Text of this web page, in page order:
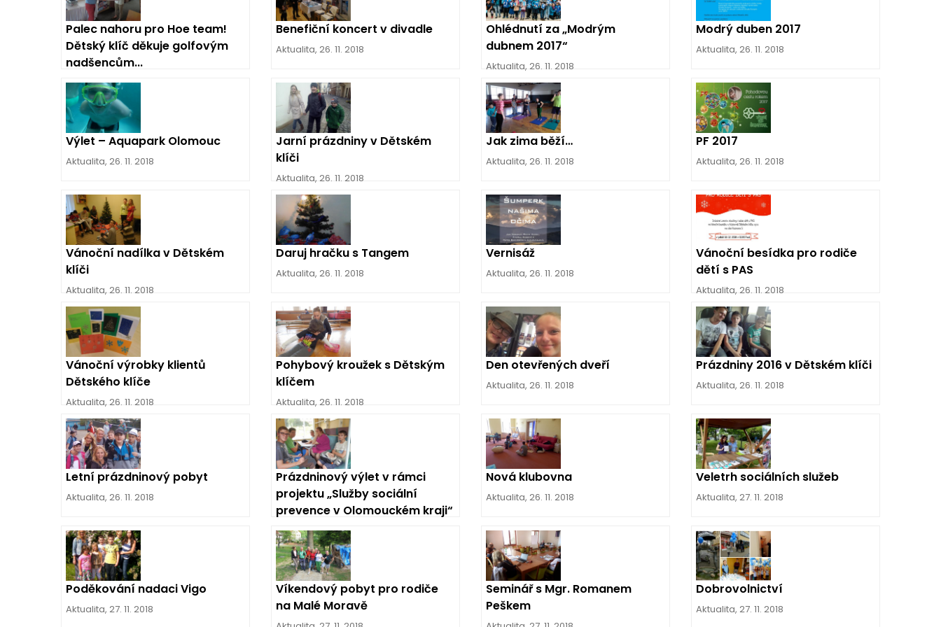
Palec nahoru pro Hoe team!
Dětský klíč děkuje golfovým
nadšencům...
Aktualita,26. 11. 2018
Benefiční koncert v divadle
Aktualita, 26. 11. 2018
Ohlédnutí za „Modrým
dubnem 2017“
Aktualita, 26. 11. 2018
Modrý duben 2017
Aktualita, 26. 11. 2018
Výlet – Aquapark Olomouc
Aktualita, 26. 11. 2018
Jarní prázdniny v Dětském
klíči
Aktualita, 26. 11. 2018
Jak zima běží…
Aktualita, 26. 11. 2018
PF 2017
Aktualita, 26. 11. 2018
Vánoční nadílka v Dětském
klíči
Aktualita, 26. 11. 2018
Daruj hračku s Tangem
Aktualita, 26. 11. 2018
Vernisáž
Aktualita, 26. 11. 2018
Vánoční besídka pro rodiče
dětí s PAS
Aktualita, 26. 11. 2018
Vánoční výrobky klientů
Dětského klíče
Aktualita, 26. 11. 2018
Pohybový kroužek s Dětským
klíčem
Aktualita, 26. 11. 2018
Den otevřených dveří
Aktualita, 26. 11. 2018
Prázdniny 2016 v Dětském klíči
Aktualita, 26. 11. 2018
Letní prázdninový pobyt
Aktualita, 26. 11. 2018
Prázdninový výlet v rámci
projektu „Služby sociální
prevence v Olomouckém kraji“
Aktualita,26. 11. 2018
Nová klubovna
Aktualita, 26. 11. 2018
Veletrh sociálních služeb
Aktualita, 27. 11. 2018
Poděkování nadaci Vigo
Aktualita, 27. 11. 2018
Víkendový pobyt pro rodiče
na Malé Moravě
Seminář s Mgr. Romanem
Peškem
Dobrovolnictví
Aktualita, 27. 11. 2018